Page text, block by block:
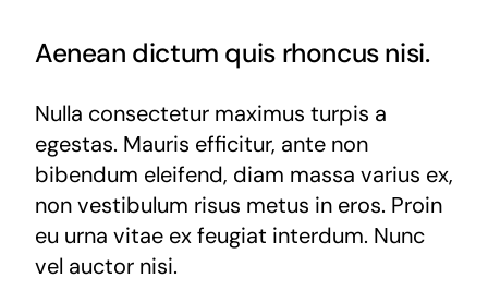
Aenean dictum quis rhoncus nisi.
Nulla consectetur maximus turpis a
egestas. Mauris efficitur, ante non
bibendum eleifend, diam massa varius ex,
non vestibulum risus metus in eros. Proin
eu urna vitae ex feugiat interdum. Nunc
vel auctor nisi.